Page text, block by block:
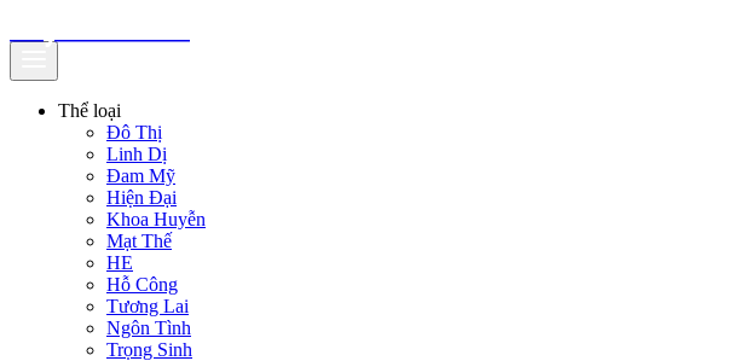
Thể loại
Đô Thị
Linh Dị
Đam Mỹ
Hiện Đại
Khoa Huyễn
Mạt Thế
HE
Hỗ Công
Tương Lai
Ngôn Tình
Trọng Sinh